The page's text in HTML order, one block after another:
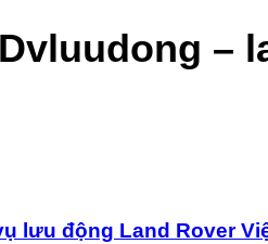
–
lưu động Land Rover